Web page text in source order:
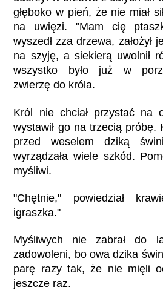
głęboko w pień, że nie miał
na uwięzi. "Mam cię
wyszedł zza drzewa, założył
na szyję, a siekierą uwolnił
wszystko było już w
zwierzę do króla.
Król nie chciał przystać na
wystawił go na trzecią próbę.
przed weselem dziką
wyrządzała wiele szkód.
myśliwi.
"Chętnie," powiedział
igraszka."
Myśliwych nie zabrał
zadowoleni, bo owa dzika
parę razy tak, że nie mięli
jeszcze raz.